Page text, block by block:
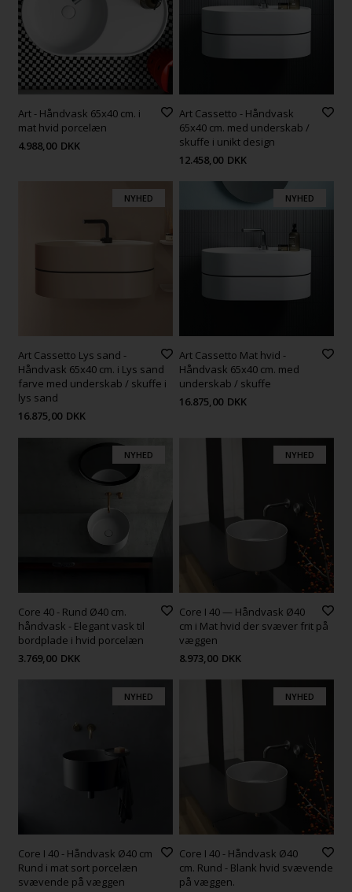
Art - Håndvask 65x40 cm. i
mat hvid porcelæn
4.988,00 DKK
Art Cassetto - Håndvask
65x40 cm. med underskab /
skuffe i unikt design
12.458,00 DKK
NYHED
Art Cassetto Lys sand -
Håndvask 65x40 cm. i Lys sand
farve med underskab / skuffe i
lys sand
16.875,00 DKK
NYHED
Art Cassetto Mat hvid -
Håndvask 65x40 cm. med
underskab / skuffe
16.875,00 DKK
NYHED
Core 40 - Rund Ø40 cm.
håndvask - Elegant vask til
bordplade i hvid porcelæn
3.769,00 DKK
NYHED
Core I 40 — Håndvask Ø40
cm i Mat hvid der svæver frit på
væggen
8.973,00 DKK
NYHED
Core I 40 - Håndvask Ø40 cm
Rund i mat sort porcelæn
svævende på væggen
NYHED
Core I 40 - Håndvask Ø40
cm. Rund - Blank hvid svævende
på væggen.